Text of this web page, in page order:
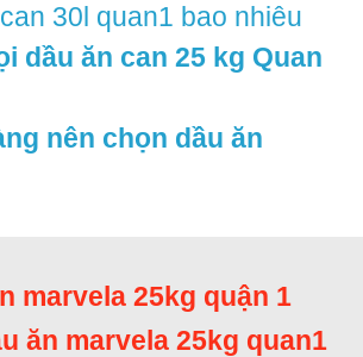
30l quan1 bao nhiêu
dầu ăn can 25 kg Quan
nên chọn dầu ăn
marvela 25kg quận 1
ăn marvela 25kg quan1